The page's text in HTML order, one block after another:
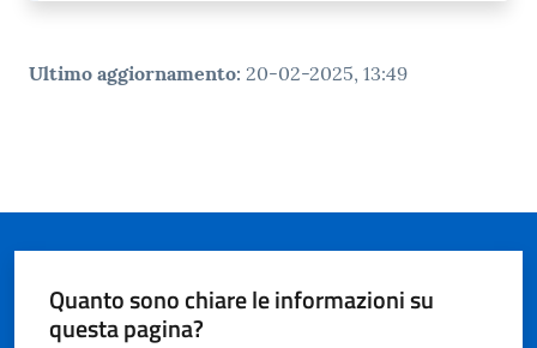
Ultimo aggiornamento: 20-02-2025, 13:49
Quanto sono chiare le informazioni su
questa pagina?